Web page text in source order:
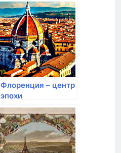
Флоренция – центр
эпохи
Возрождения